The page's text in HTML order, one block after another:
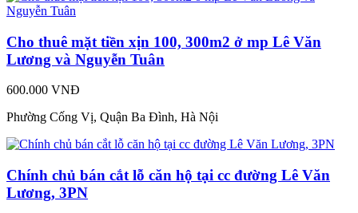
Cho thuê mặt tiền xịn 100, 300m2 ở mp Lê Văn
Lương và Nguyễn Tuân
600.000 VNĐ
Phường Cống Vị, Quận Ba Đình, Hà Nội
Chính chủ bán cắt lỗ căn hộ tại cc đường Lê Văn
Lương, 3PN